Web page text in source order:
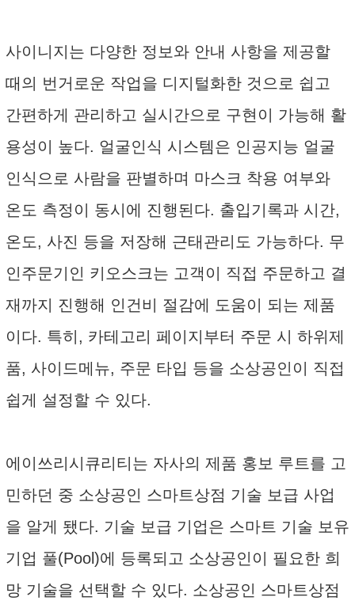
사이니지는 다양한 정보와 안내 사항을 제공할
때의 번거로운 작업을 디지털화한 것으로 쉽고
간편하게 관리하고 실시간으로 구현이 가능해 활
용성이 높다. 얼굴인식 시스템은 인공지능 얼굴
인식으로 사람을 판별하며 마스크 착용 여부와
온도 측정이 동시에 진행된다. 출입기록과 시간,
온도, 사진 등을 저장해 근태관리도 가능하다. 무
인주문기인 키오스크는 고객이 직접 주문하고 결
재까지 진행해 인건비 절감에 도움이 되는 제품
이다. 특히, 카테고리 페이지부터 주문 시 하위제
품, 사이드메뉴, 주문 타입 등을 소상공인이 직접
쉽게 설정할 수 있다.
에이쓰리시큐리티는 자사의 제품 홍보 루트를 고
민하던 중 소상공인 스마트상점 기술 보급 사업
을 알게 됐다. 기술 보급 기업은 스마트 기술 보유
기업 풀(Pool)에 등록되고 소상공인이 필요한 희
망 기술을 선택할 수 있다. 소상공인 스마트상점